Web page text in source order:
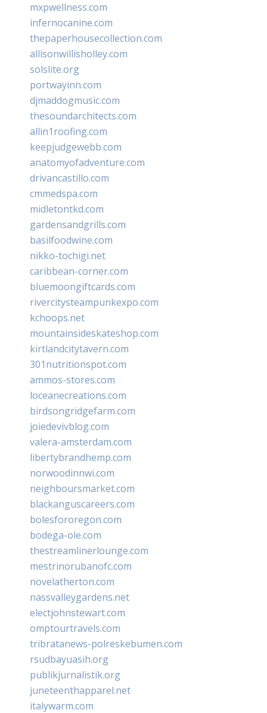
mxpwellness.com
infernocanine.com
thepaperhousecollection.com
allisonwillisholley.com
solslite.org
portwayinn.com
djmaddogmusic.com
thesoundarchitects.com
allin1roofing.com
keepjudgewebb.com
anatomyofadventure.com
drivancastillo.com
cmmedspa.com
midletontkd.com
gardensandgrills.com
basilfoodwine.com
nikko-tochigi.net
caribbean-corner.com
bluemoongiftcards.com
rivercitysteampunkexpo.com
kchoops.net
mountainsideskateshop.com
kirtlandcitytavern.com
301nutritionspot.com
ammos-stores.com
loceanecreations.com
birdsongridgefarm.com
joiedevivblog.com
valera-amsterdam.com
libertybrandhemp.com
norwoodinnwi.com
neighboursmarket.com
blackanguscareers.com
bolesfororegon.com
bodega-ole.com
thestreamlinerlounge.com
mestrinorubanofc.com
novelatherton.com
nassvalleygardens.net
electjohnstewart.com
omptourtravels.com
tribratanews-polreskebumen.com
rsudbayuasih.org
publikjurnalistik.org
juneteenthapparel.net
italywarm.com